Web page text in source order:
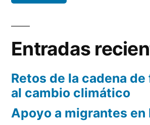
Entradas
Retos de la cadena
al cambio climático
Apoyo a migrantes en